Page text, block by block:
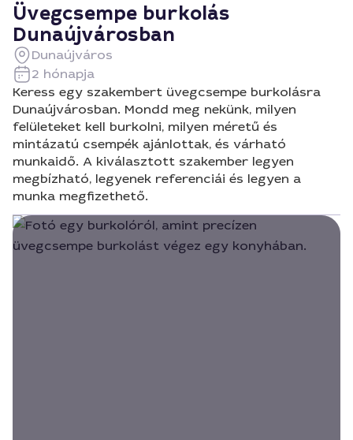
Üvegcsempe burkolás
Dunaújvárosban
Dunaújváros
2 hónapja
Keress egy szakembert üvegcsempe burkolásra
Dunaújvárosban. Mondd meg nekünk, milyen
felületeket kell burkolni, milyen méretű és
mintázatú csempék ajánlottak, és várható
munkaidő. A kiválasztott szakember legyen
megbízható, legyenek referenciái és legyen a
munka megfizethető.